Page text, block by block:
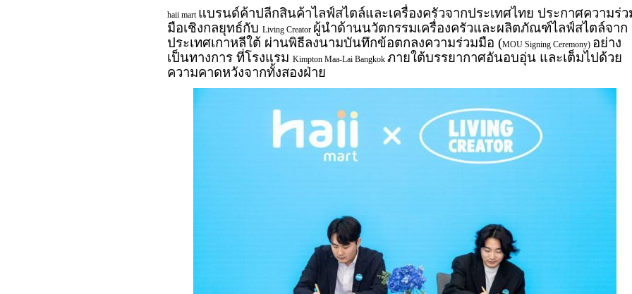
haii mart แบรนด์ค้าปลีกสินค้าไลฟ์สไตล์และเครื่องครัวจากประเทศไทย ประกาศความร่ว
มือเชิงกลยุทธ์กับ Living Creator ผู้นำด้านนวัตกรรมเครื่องครัวและผลิตภัณฑ์ไลฟ์สไตล์จาก
ประเทศเกาหลีใต้ ผ่านพิธีลงนามบันทึกข้อตกลงความร่วมมือ (MOU Signing Ceremony) อย่าง
เป็นทางการ ที่โรงแรม Kimpton Maa-Lai Bangkok ภายใต้บรรยากาศอันอบอุ่น และเต็มไปด้วย
ความคาดหวังจากทั้งสองฝ่าย